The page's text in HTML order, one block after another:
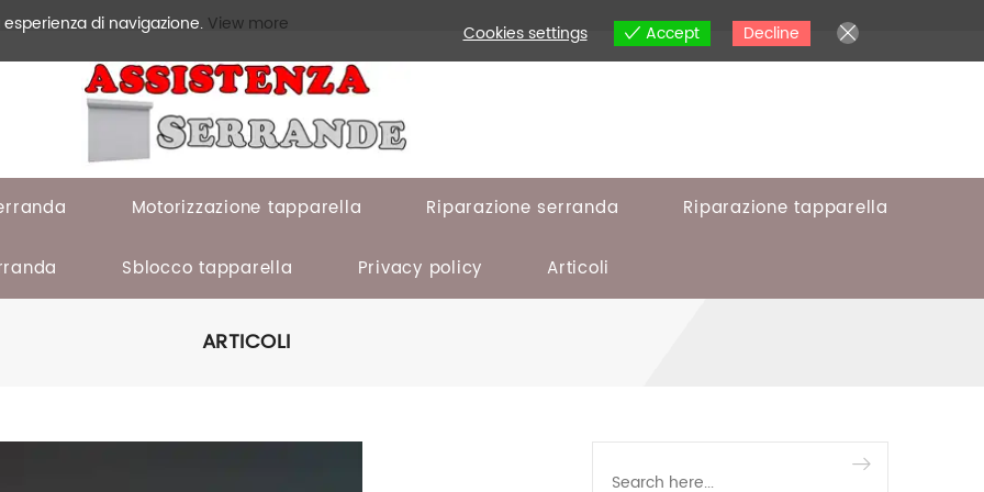
Motorizzazione tapparella Riparazione serranda Riparazione tapparella
Sblocco tapparella Privacy policy Articoli
ARTICOLI
di navigazione. View more Cookies settings Accept Decline